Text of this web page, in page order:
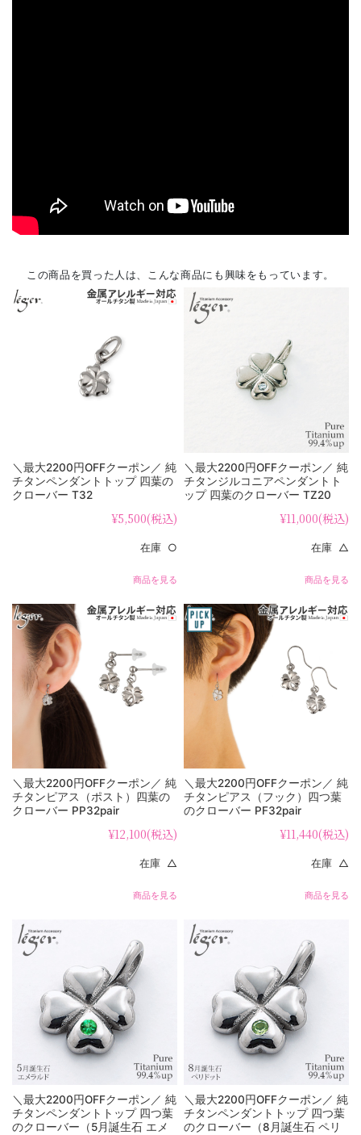
この商品を買った人は、こんな商品にも興味をもっています。
＼最大2200円OFFクーポン／ 純
チタンペンダントトップ 四葉の
クローバー T32
¥5,500(税込)
在庫 ○
商品を見る
＼最大2200円OFFクーポン／ 純
チタンジルコニアペンダントト
ップ 四葉のクローバー TZ20
¥11,000(税込)
在庫 △
商品を見る
＼最大2200円OFFクーポン／ 純
チタンピアス（ポスト）四葉の
クローバー PP32pair
¥12,100(税込)
在庫 △
商品を見る
＼最大2200円OFFクーポン／ 純
チタンピアス（フック）四つ葉
のクローバー PF32pair
¥11,440(税込)
在庫 △
商品を見る
＼最大2200円OFFクーポン／ 純
チタンペンダントトップ 四つ葉
のクローバー（5月誕生石 エメ
＼最大2200円OFFクーポン／ 純
チタンペンダントトップ 四つ葉
のクローバー（8月誕生石 ペリ